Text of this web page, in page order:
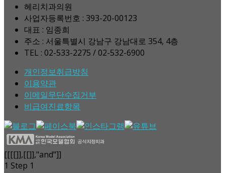
헤리치과의원
사업자등록번호 : 393-20-00123
대표 : 임종희
주소 : 서울특별시 강남구 강남대로 354, 4층
TEL : 02-533-2275 / 02-532-6900
개인정보취급방침
이용약관
이메일무단수집거부
비급여진료항목
[[[[]],[[]],"and"]]
1 Step 1